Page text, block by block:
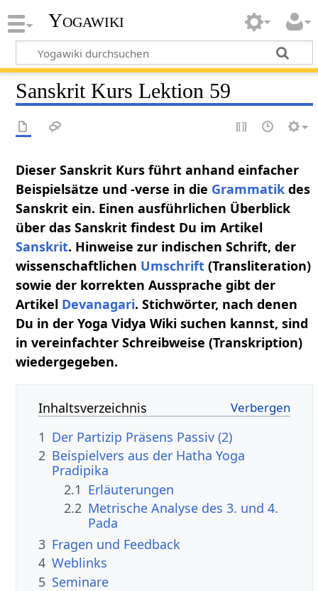
Yogawiki
Sanskrit Kurs Lektion 59
Dieser Sanskrit Kurs führt anhand einfacher
Beispielsätze und -verse in die Grammatik des
Sanskrit ein. Einen ausführlichen Überblick
über das Sanskrit findest Du im Artikel
Sanskrit. Hinweise zur indischen Schrift, der
wissenschaftlichen Umschrift (Transliteration)
sowie der korrekten Aussprache gibt der
Artikel Devanagari. Stichwörter, nach denen
Du in der Yoga Vidya Wiki suchen kannst, sind
in vereinfachter Schreibweise (Transkription)
wiedergegeben.
Inhaltsverzeichnis
1 Der Partizip Präsens Passiv (2)
2 Beispielvers aus der Hatha Yoga
Pradipika
2.1 Erläuterungen
2.2 Metrische Analyse des 3. und 4.
Pada
3 Fragen und Feedback
4 Weblinks
5 Seminare